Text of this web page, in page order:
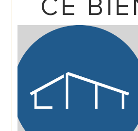
CE